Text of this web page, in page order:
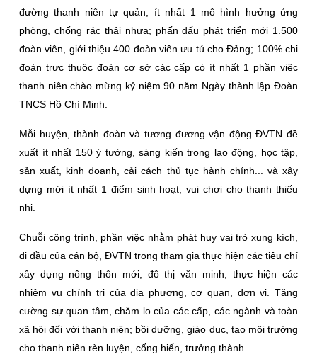
đường thanh niên tự quản; ít nhất 1 mô hình hưởng ứng
phòng, chống rác thải nhựa; phấn đấu phát triển mới 1.500
đoàn viên, giới thiệu 400 đoàn viên ưu tú cho Đảng; 100% chi
đoàn trực thuộc đoàn cơ sở các cấp có ít nhất 1 phần việc
thanh niên chào mừng kỷ niệm 90 năm Ngày thành lập Đoàn
TNCS Hồ Chí Minh.
Mỗi huyện, thành đoàn và tương đương vận động ĐVTN đề
xuất ít nhất 150 ý tưởng, sáng kiến trong lao động, học tập,
sản xuất, kinh doanh, cải cách thủ tục hành chính... và xây
dựng mới ít nhất 1 điểm sinh hoạt, vui chơi cho thanh thiếu
nhi.
Chuỗi công trình, phần việc nhằm phát huy vai trò xung kích,
đi đầu của cán bộ, ĐVTN trong tham gia thực hiện các tiêu chí
xây dựng nông thôn mới, đô thị văn minh, thực hiện các
nhiệm vụ chính trị của địa phương, cơ quan, đơn vị. Tăng
cường sự quan tâm, chăm lo của các cấp, các ngành và toàn
xã hội đối với thanh niên; bồi dưỡng, giáo dục, tạo môi trường
cho thanh niên rèn luyện, cống hiến, trưởng thành.